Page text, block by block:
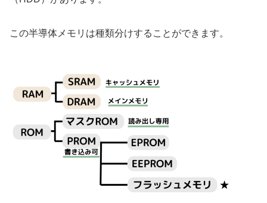
この半導体メモリは種類分けすることができます。